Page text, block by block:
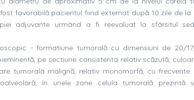
favorabilă pacientul fiind externat după 10 zile de la
adjuvante urmând a fi reevaluat la sfârsitul
- formatiune tumorală cu dimensiuni de 20/
pe sectiune consistenta relativ scăzută,
tumorala malignă, relativ monomorfă, cu frecvente
în unele zone celula tumorală prezintă